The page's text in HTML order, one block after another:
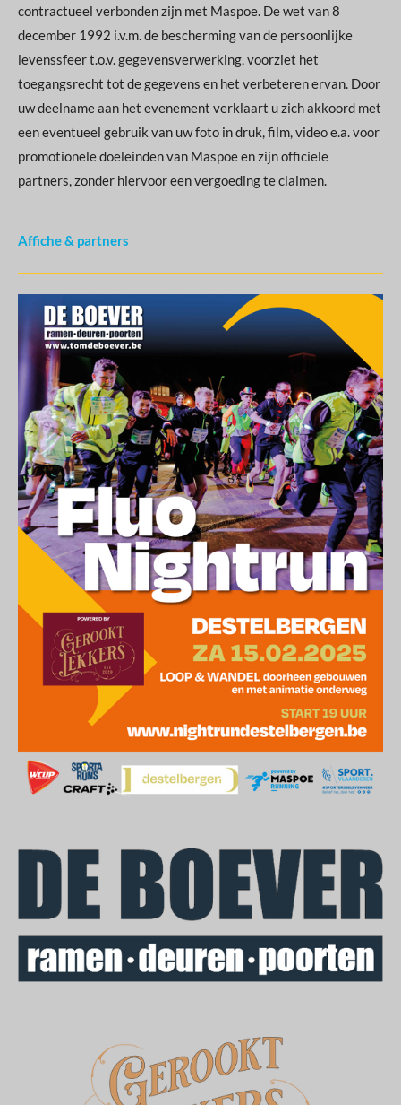
contractueel verbonden zijn met Maspoe. De wet van 8
december 1992 i.v.m. de bescherming van de persoonlijke
levenssfeer t.o.v. gegevensverwerking, voorziet het
toegangsrecht tot de gegevens en het verbeteren ervan. Door
uw deelname aan het evenement verklaart u zich akkoord met
een eventueel gebruik van uw foto in druk, film, video e.a. voor
promotionele doeleinden van Maspoe en zijn officiele
partners, zonder hiervoor een vergoeding te claimen.
Affiche & partners